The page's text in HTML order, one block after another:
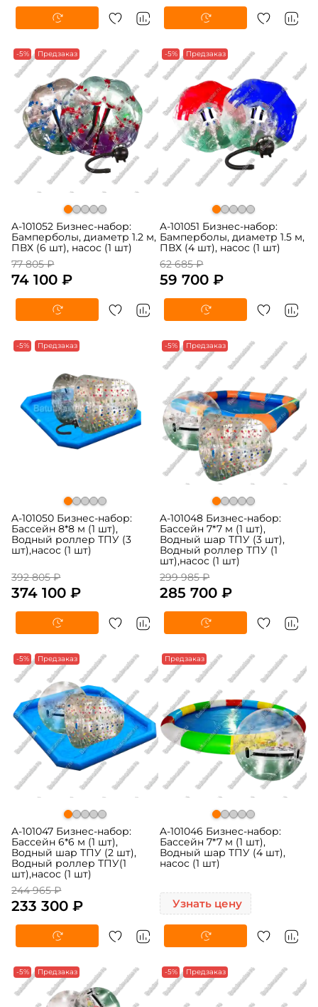
-5% Предзаказ
A-101052 Бизнес-набор:
Бамперболы, диаметр 1.2 м,
ПВХ (6 шт), насос (1 шт)
77 805 ₽
74 100 ₽
-5% Предзаказ
A-101051 Бизнес-набор:
Бамперболы, диаметр 1.5 м,
ПВХ (4 шт), насос (1 шт)
62 685 ₽
59 700 ₽
-5% Предзаказ
A-101050 Бизнес-набор:
Бассейн 8*8 м (1 шт),
Водный роллер ТПУ (3
шт),насос (1 шт)
392 805 ₽
374 100 ₽
-5% Предзаказ
A-101048 Бизнес-набор:
Бассейн 7*7 м (1 шт),
Водный шар ТПУ (3 шт),
Водный роллер ТПУ (1
шт),насос (1 шт)
299 985 ₽
285 700 ₽
-5% Предзаказ
A-101047 Бизнес-набор:
Бассейн 6*6 м (1 шт),
Водный шар ТПУ (2 шт),
Водный роллер ТПУ(1
шт),насос (1 шт)
244 965 ₽
233 300 ₽
Предзаказ
A-101046 Бизнес-набор:
Бассейн 7*7 м (1 шт),
Водный шар ТПУ (4 шт),
насос (1 шт)
Узнать цену
-5% Предзаказ -5% Предзаказ